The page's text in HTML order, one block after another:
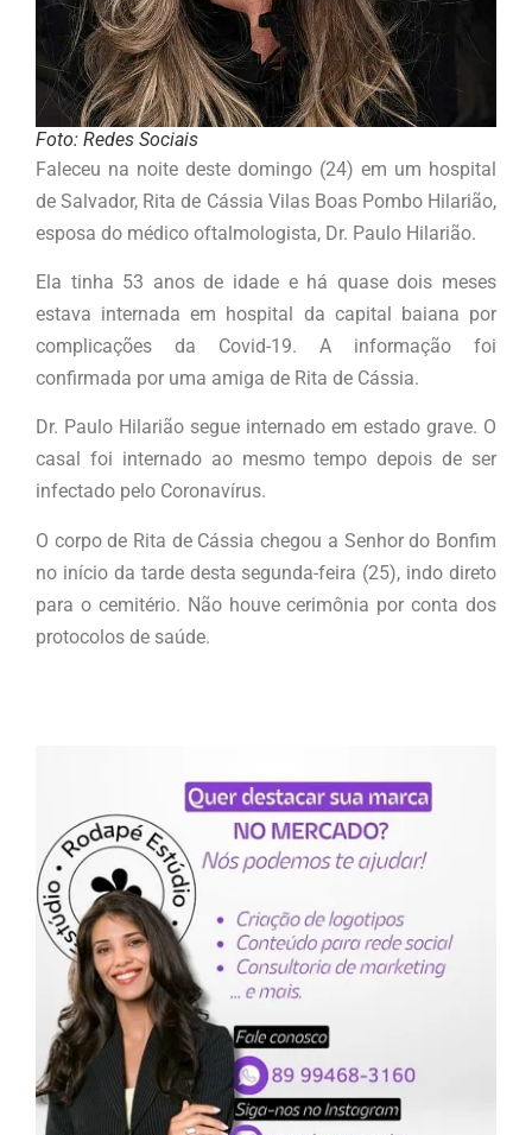
Foto: Redes Sociais
Faleceu na noite deste domingo (24) em um hospital
de Salvador, Rita de Cássia Vilas Boas Pombo Hilarião,
esposa do médico oftalmologista, Dr. Paulo Hilarião.
Ela tinha 53 anos de idade e há quase dois meses
estava internada em hospital da capital baiana por
complicações da Covid-19. A informação foi
confirmada por uma amiga de Rita de Cássia.
Dr. Paulo Hilarião segue internado em estado grave. O
casal foi internado ao mesmo tempo depois de ser
infectado pelo Coronavírus.
O corpo de Rita de Cássia chegou a Senhor do Bonfim
no início da tarde desta segunda-feira (25), indo direto
para o cemitério. Não houve cerimônia por conta dos
protocolos de saúde.